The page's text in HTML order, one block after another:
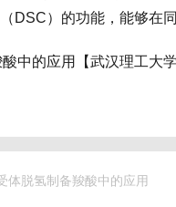
DSC）的功能，能够在
中的应用【武汉理工大学
体脱氢制备羧酸中的应用